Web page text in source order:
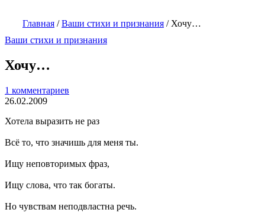
Главная /Ваши стихи и признания / Хочу…
Ваши стихи и признания
Хочу…
1 комментариев
26.02.2009
Хотела выразить не раз
Всё то, что значишь для меня ты.
Ищу неповторимых фраз,
Ищу слова, что так богаты.
Но чувствам неподвластна речь.